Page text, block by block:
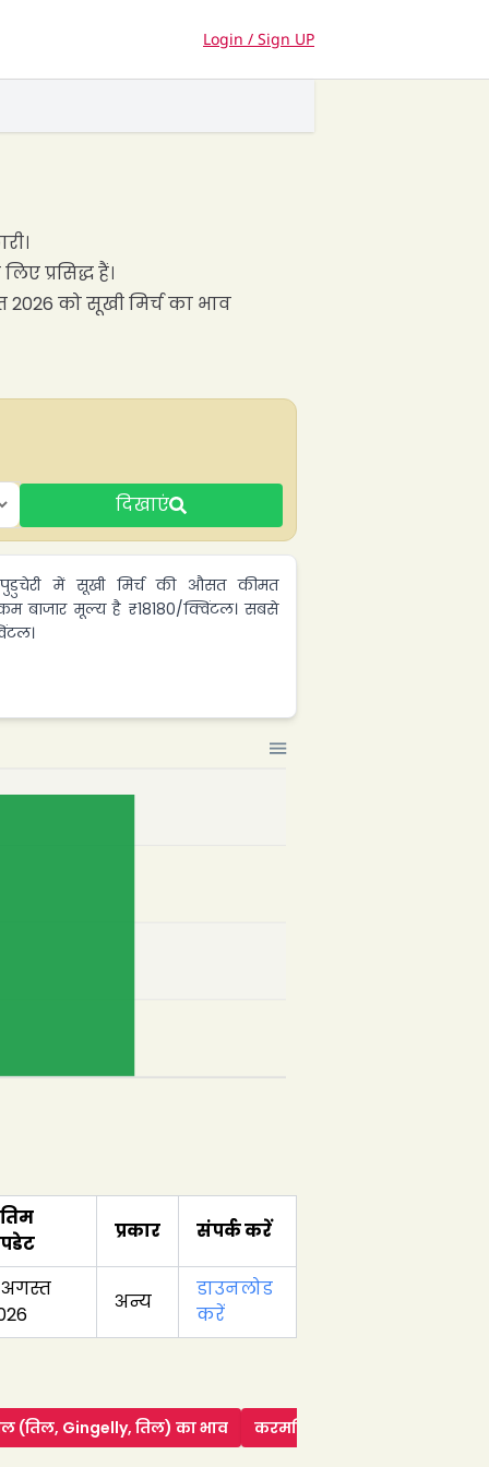
Login / Sign UP
प्रसिद्ध हैं।
को सूखी मिर्च का भाव
दिखाएं
पुडुचेरी में सूखी मिर्च की औसत कीमत
बाजार मूल्य है ₹18180/क्विंटल। सबसे
प्रकार संपर्क करें
अन्य
डाउनलोड
करें
(तिल, Gingelly, तिल) का भाव करमणि